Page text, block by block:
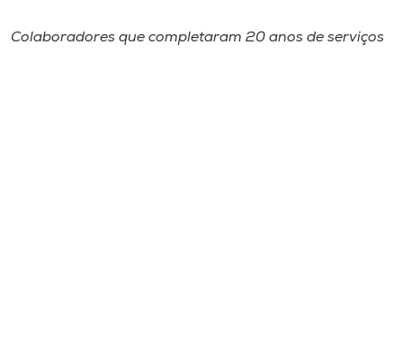
Colaboradores que completaram 20 anos de serviços